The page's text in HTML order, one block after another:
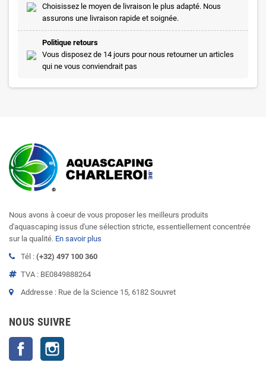
Choisissez le moyen de livraison le plus adapté. Nous
assurons une livraison rapide et soignée.
Politique retours
Vous disposez de 14 jours pour nous retourner un articles
qui ne vous conviendrait pas
Nous avons à coeur de vous proposer les meilleurs produits
d'aquascaping issus d'une sélection stricte, essentiellement concentrée
sur la qualité. En savoir plus
Tél : (+32) 497 100 360
TVA : BE0849888264
Addresse : Rue de la Science 15, 6182 Souvret
NOUS SUIVRE
Facebook